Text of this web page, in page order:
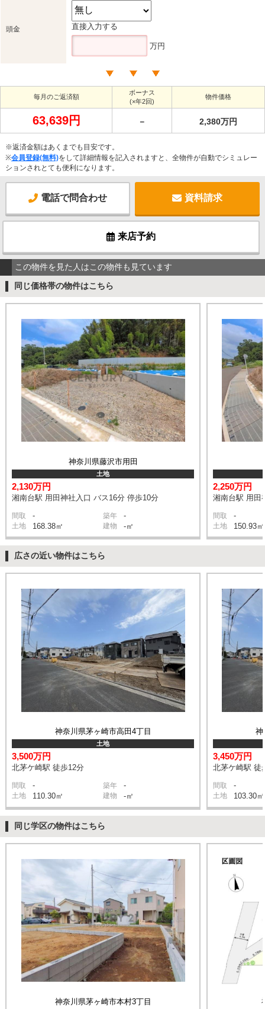
頭金 直接入力する
万円
毎月のご返済額
ボーナス
(×年2回)
物件価格
63,639円 － 2,380万円
※返済金額はあくまでも目安です。
※会員登録(無料)をして詳細情報を記入されますと、全物件が自動でシミュレー
ションされとても便利になります。
電話で問合わせ 資料請求
来店予約
この物件を見た人はこの物件も見ています
同じ価格帯の物件はこちら
神奈川県藤沢市用田
土地
2,130万円
湘南台駅 用田神社入口 バス16分 停歩10分
間取 - 築年 -
土地 168.38㎡ 建物 -㎡
2,250万円
湘南台駅 用田
間取 -
土地 150.93㎡
広さの近い物件はこちら
神奈川県茅ヶ崎市高田4丁目
土地
3,500万円
北茅ケ崎駅 徒歩12分
間取 - 築年 -
土地 110.30㎡ 建物 -㎡
神
3,450万円
北茅ケ崎駅 徒
間取 -
土地 103.30㎡
同じ学区の物件はこちら
神奈川県茅ヶ崎市本村3丁目